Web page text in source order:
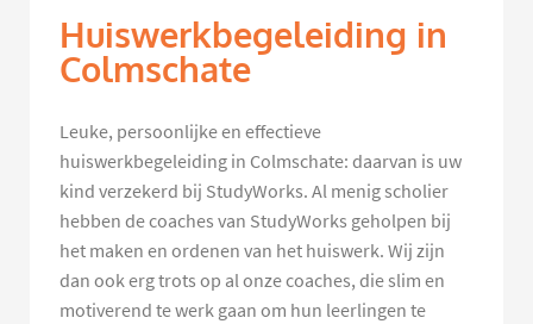
Huiswerkbegeleiding in
Colmschate
Leuke, persoonlijke en effectieve
huiswerkbegeleiding in Colmschate: daarvan is uw
kind verzekerd bij StudyWorks. Al menig scholier
hebben de coaches van StudyWorks geholpen bij
het maken en ordenen van het huiswerk. Wij zijn
dan ook erg trots op al onze coaches, die slim en
motiverend te werk gaan om hun leerlingen te